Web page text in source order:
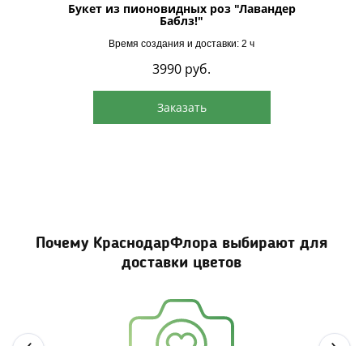
Букет из пионовидных роз "Лавандер
Баблз!"
Время создания и доставки: 2 ч
3990 руб.
Заказать
Почему КраснодарФлора выбирают для
доставки цветов